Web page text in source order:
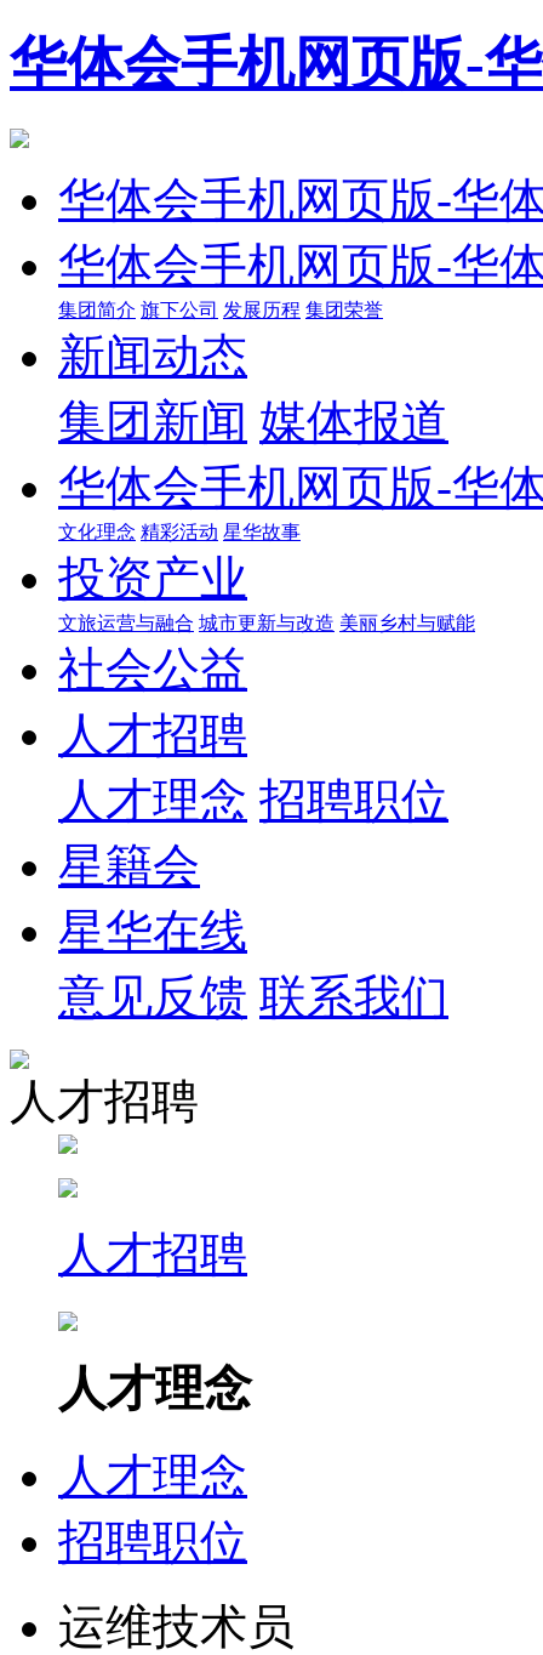
华体会手机网页版-
华体会手机网页版-华
华体会手机网页版-华
集团简介 旗下公司 发展历程 集团荣誉
新闻动态
集团新闻 媒体报道
华体会手机网页版-华
文化理念 精彩活动 星华故事
投资产业
文旅运营与融合 城市更新与改造 美丽乡村与赋能
社会公益
人才招聘
人才理念 招聘职位
星籍会
星华在线
意见反馈 联系我们
人才招聘
人才招聘
人才理念
人才理念
招聘职位
运维技术员